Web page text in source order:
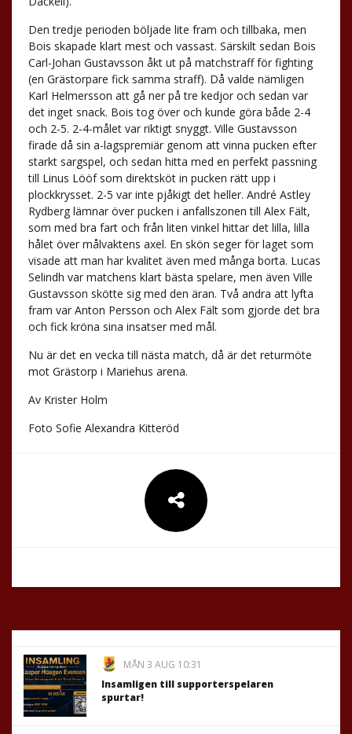
Den tredje perioden böljade lite fram och tillbaka, men
Bois skapade klart mest och vassast. Särskilt sedan Bois
Carl-Johan Gustavsson åkt ut på matchstraff för fighting
(en Grästorpare fick samma straff). Då valde nämligen
Karl Helmersson att gå ner på tre kedjor och sedan var
det inget snack. Bois tog över och kunde göra både 2-4
och 2-5. 2-4-målet var riktigt snyggt. Ville Gustavsson
firade då sin a-lagspremiär genom att vinna pucken efter
starkt sargspel, och sedan hitta med en perfekt passning
till Linus Lööf som direktsköt in pucken rätt upp i
plockkrysset. 2-5 var inte pjåkigt det heller. André Astley
Rydberg lämnar över pucken i anfallszonen till Alex Fält,
som med bra fart och från liten vinkel hittar det lilla, lilla
hålet över målvaktens axel. En skön seger för laget som
visade att man har kvalitet även med många borta. Lucas
Selindh var matchens klart bästa spelare, men även Ville
Gustavsson skötte sig med den äran. Två andra att lyfta
fram var Anton Persson och Alex Fält som gjorde det bra
och fick kröna sina insatser med mål.
Nu är det en vecka till nästa match, då är det returmöte
mot Grästorp i Mariehus arena.
Av Krister Holm
Foto Sofie Alexandra Kitteröd
MÅN 3 AUG 10:31
Insamligen till supporterspelaren
spurtar!